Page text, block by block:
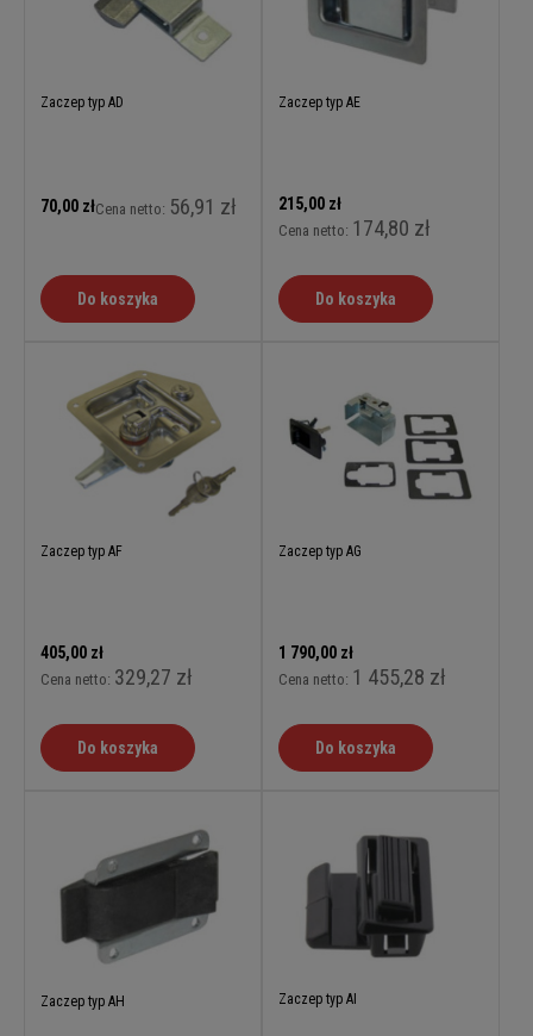
Zaczep typ AD
70,00 złCena netto: 56,91 zł
Do koszyka
Zaczep typ AE
215,00 zł
Cena netto: 174,80 zł
Do koszyka
Zaczep typ AF
405,00 zł
Cena netto: 329,27 zł
Do koszyka
Zaczep typ AG
1 790,00 zł
Cena netto: 1 455,28 zł
Do koszyka
Zaczep typ AH Zaczep typ AI